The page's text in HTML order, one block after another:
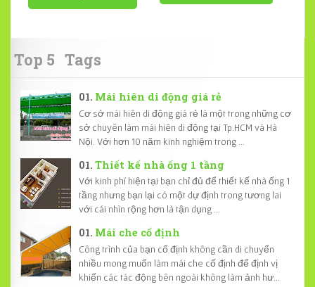
Top 5 Tags
Mái hiên di động giá rẻ
Cơ sở mái hiên di động giá rẻ là một trong những cơ
sở chuyên làm mái hiên di động tại Tp.HCM và Hà
Nội. Với hơn 10 năm kinh nghiệm trong ...
Thiết kế nhà ống 1 tầng
Với kinh phí hiện tại bạn chỉ đủ để thiết kế nhà ống 1
tầng nhưng bạn lại có một dự định trong tương lai
với cái nhìn rộng hơn là tận dụng ...
Mái che cố định
Công trình của bạn cố định không cần di chuyển
nhiều mong muốn làm mái che cố định để định vị
khiến các tác động bên ngoài không làm ảnh hư...